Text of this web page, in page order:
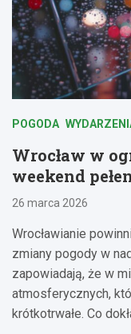
POGODA
Wrocław w
weekend
26 marca 2026
Wrocławianie
zmiany pogody w
zapowiadają, że w
atmosferycznych,
krótkotrwałe. Co